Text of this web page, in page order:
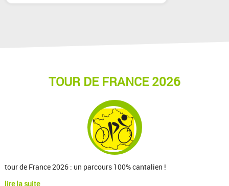
TOUR DE FRANCE 2026
tour de France 2026 : un parcours 100% cantalien !
lire la suite